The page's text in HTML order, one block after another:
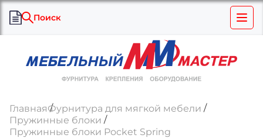
Поиск
ГлавнаяФурнитура для мягкой мебели
Пружинные блоки
Пружинные блоки Pocket Spring